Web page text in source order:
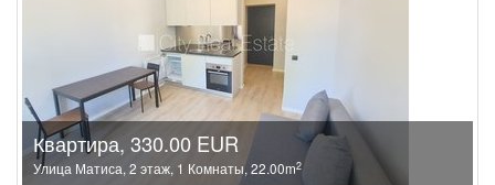
Квартира, 330.00 EUR
Улица Матиса, 2 этаж, 1 Комнаты, 22.00m2